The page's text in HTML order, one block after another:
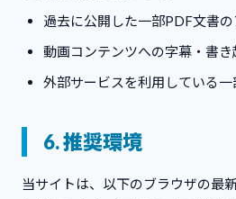
過去に公開した一部PDF文書
動画コンテンツへの字幕・書
外部サービスを利用している
6. 推奨環境
当サイトは、以下のブラウザの最